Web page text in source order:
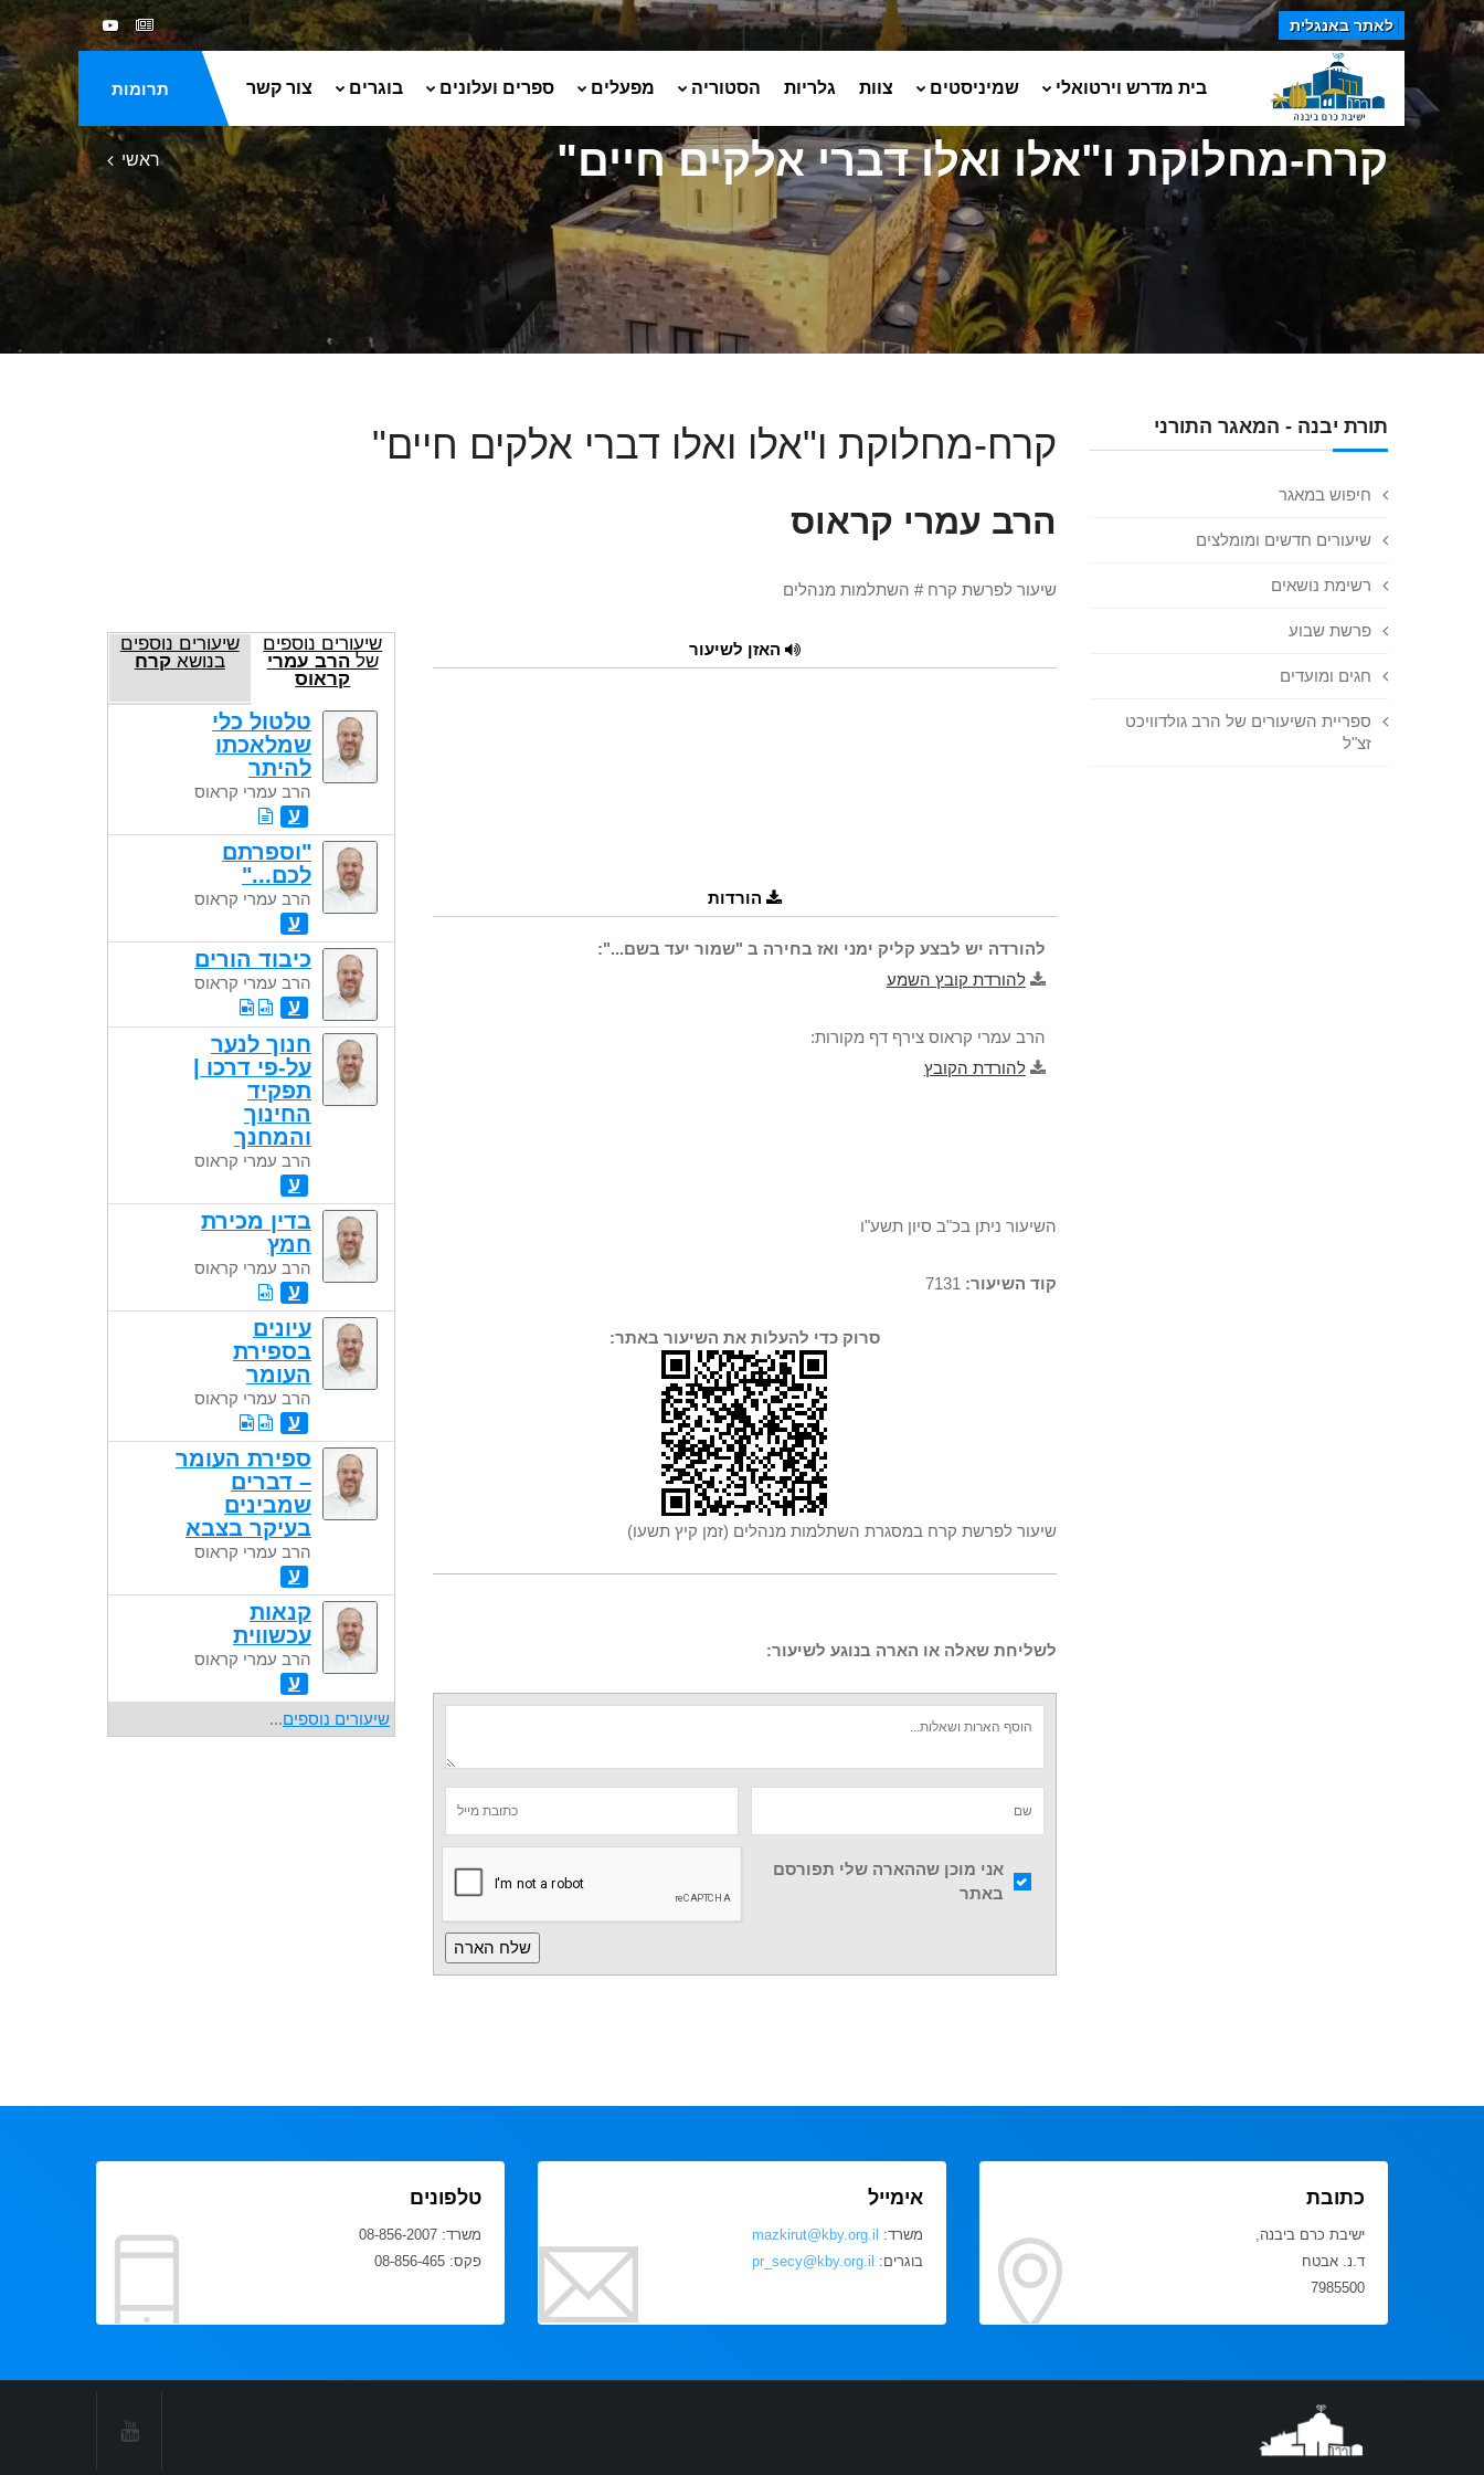
לאתר באנגלית
תרומות בית מדרש וירטואלי שמיניסטים צוות גלריות הסטוריה מפעלים ספרים ועלונים בוגרים צור קשר
קרח-מחלוקת ו"אלו ואלו דברי אלקים חיים" ראשי
תורת יבנה - המאגר התורני
חיפוש במאגר
שיעורים חדשים ומומלצים
רשימת נושאים
פרשת שבוע
חגים ומועדים
ספריית השיעורים של הרב גולדוויכט
זצ"ל
קרח-מחלוקת ו"אלו ואלו דברי אלקים חיים"
הרב עמרי קראוס
שיעור לפרשת קרח # השתלמות מנהלים
האזן לשיעור
הורדות
להורדה יש לבצע קליק ימני ואז בחירה ב "שמור יעד בשם...":
להורדת קובץ השמע
הרב עמרי קראוס צירף דף מקורות:
להורדת הקובץ
השיעור ניתן בכ"ב סיון תשע"ו
קוד השיעור:
סרוק כדי להעלות את השיעור באתר:
שיעור לפרשת קרח במסגרת השתלמות מנהלים (זמן קיץ תשעו)
לשליחת שאלה או הארה בנוגע לשיעור:
אני מוכן שההארה שלי תפורסם
באתר
שיעורים נוספים
שלהרב עמרי
קראוס
שיעורים נוספים
בנושאקרח
טלטול כלי
שמלאכתו
להיתר
הרב עמרי קראוס
ע
"וספרתם
לכם..."
הרב עמרי קראוס
ע
כיבוד הורים
הרב עמרי קראוס
ע
חנוך לנער
על-פי דרכו |
תפקיד
החינוך
והמחנך
הרב עמרי קראוס
ע
בדין מכירת
חמץ
הרב עמרי קראוס
ע
עיונים
בספירת
העומר
הרב עמרי קראוס
ע
ספירת העומר
– דברים
שמבינים
בעיקר בצבא
הרב עמרי קראוס
ע
קנאות
עכשווית
הרב עמרי קראוס
ע
שיעורים נוספים...
כתובת
ישיבת כרם ביבנה,
ד.נ. אבטח
7985500
אימייל
משרד: mazkirut@kby.org.il
בוגרים: pr_secy@kby.org.il
טלפונים
משרד: 08-856-2007
פקס: 08-856-465